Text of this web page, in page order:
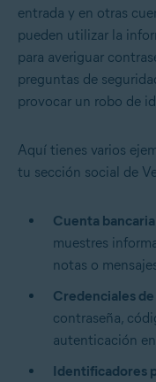
entrada y en otras
pueden utilizar la
para averiguar
preguntas de
provocar un robo de
Aquí tienes varios
tu sección social de
Cuenta
muestres
notas o
Credenciales
contraseña,
autenticación
Identificadores